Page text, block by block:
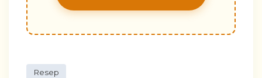
Resep